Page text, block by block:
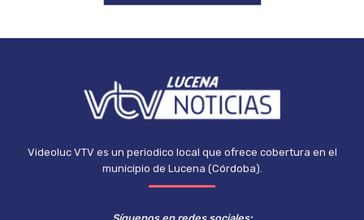
Videoluc VTV es un periodico local que ofrece cobertura en el
municipio de Lucena (Córdoba).